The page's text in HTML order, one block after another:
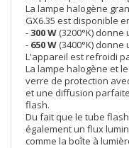
La lampe halogène
GX6.35 est disponible
-300 W (3200°K)
- 650 W (3400°K)
L'appareil est refroidi
La lampe halogène et
verre de protection
et une diffusion
flash.
Du fait que le tube
également un flux
comme la boîte à